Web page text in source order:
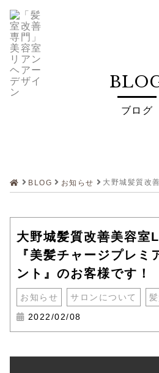
ブログ
BLOG お知らせ
大野城髪質改善美容室
『美髪チャージプレミ
ント』のお客様です！
お知らせ サロンについて
2022/02/08